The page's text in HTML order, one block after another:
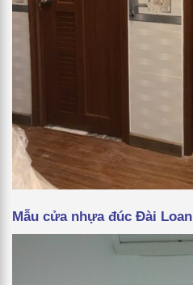
Mẫu cửa nhựa đúc Đài Loan